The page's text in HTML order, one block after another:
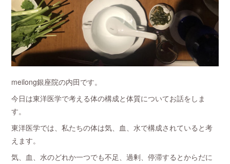
meilong銀座院の内田です。
今日は東洋医学で考える体の構成と体質についてお話をしま
す。
東洋医学では、私たちの体は気、血、水で構成されていると考
えます。
気、血、水のどれか一つでも不足、過剰、停滞するとからだに